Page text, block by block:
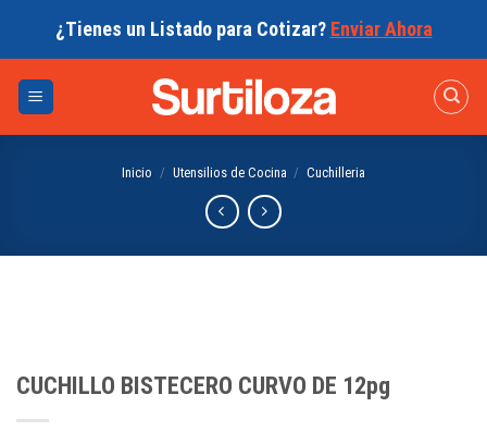
¿Tienes un Listado para Cotizar? Enviar Ahora
Inicio / Utensilios de Cocina / Cuchilleria
CUCHILLO BISTECERO CURVO DE 12pg